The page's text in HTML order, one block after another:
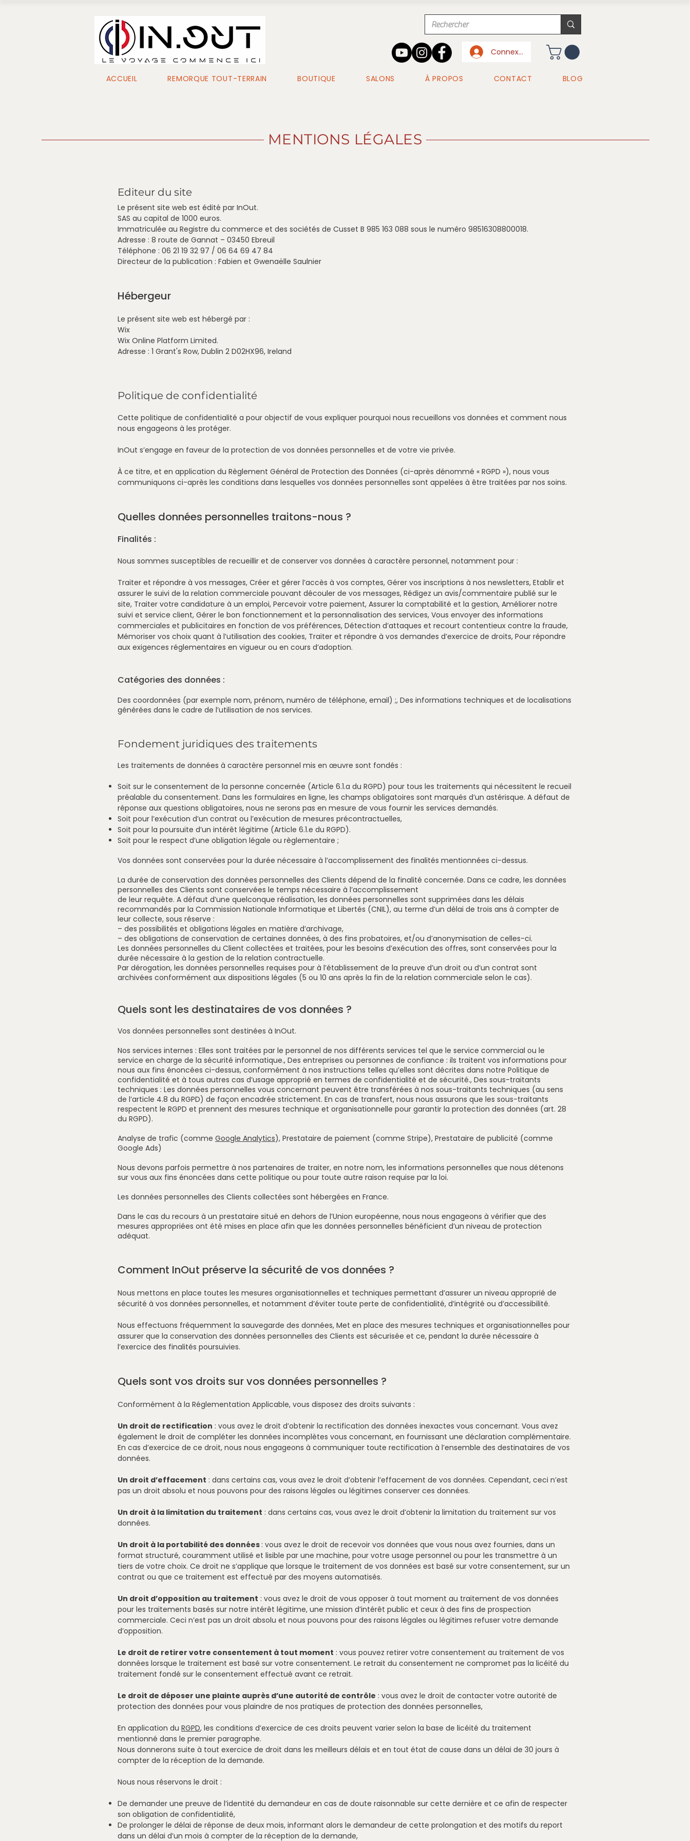
Connexion
ACCUEIL REMORQUE TOUT-TERRAIN BOUTIQUE SALONS À PROPOS CONTACT BLOG
MENTIONS LÉGALES
Editeur du site
Le présent site web est édité par InOut.
SAS au capital de 1000 euros.
Immatriculée au Registre du commerce et des sociétés de Cusset B 985 163 088 sous le numéro 98516308800018.
Adresse : 8 route de Gannat – 03450 Ebreuil
Téléphone : 06 21 19 32 97 / 06 64 69 47 84
Directeur de la publication : Fabien et Gwenaëlle Saulnier
Hébergeur
Le présent site web est hébergé par :
Wix
Wix Online Platform Limited.
Adresse : 1 Grant's Row, Dublin 2 D02HX96, Ireland
Politique de confidentialité
Cette politique de confidentialité a pour objectif de vous expliquer pourquoi nous recueillons vos données et comment nous
nous engageons à les protéger.
InOut s’engage en faveur de la protection de vos données personnelles et de votre vie privée.
À ce titre, et en application du Règlement Général de Protection des Données (ci-après dénommé « RGPD »), nous vous
communiquons ci-après les conditions dans lesquelles vos données personnelles sont appelées à être traitées par nos soins.
Quelles données personnelles traitons-nous ?
Finalités :
Nous sommes susceptibles de recueillir et de conserver vos données à caractère personnel, notamment pour :
Traiter et répondre à vos messages, Créer et gérer l’accès à vos comptes, Gérer vos inscriptions à nos newsletters, Etablir et
assurer le suivi de la relation commerciale pouvant découler de vos messages, Rédigez un avis/commentaire publié sur le
site, Traiter votre candidature à un emploi, Percevoir votre paiement, Assurer la comptabilité et la gestion, Améliorer notre
suivi et service client, Gérer le bon fonctionnement et la personnalisation des services, Vous envoyer des informations
commerciales et publicitaires en fonction de vos préférences, Détection d’attaques et recourt contentieux contre la fraude,
Mémoriser vos choix quant à l’utilisation des cookies, Traiter et répondre à vos demandes d’exercice de droits, Pour répondre
aux exigences réglementaires en vigueur ou en cours d’adoption.
Catégories des données :
Des coordonnées (par exemple nom, prénom, numéro de téléphone, email) ;, Des informations techniques et de localisations
générées dans le cadre de l’utilisation de nos services.
Fondement juridiques des traitements
Les traitements de données à caractère personnel mis en œuvre sont fondés :
Soit sur le consentement de la personne concernée (Article 6.1.a du RGPD) pour tous les traitements qui nécessitent le recueil
préalable du consentement. Dans les formulaires en ligne, les champs obligatoires sont marqués d’un astérisque. A défaut de
réponse aux questions obligatoires, nous ne serons pas en mesure de vous fournir les services demandés.
Soit pour l’exécution d’un contrat ou l’exécution de mesures précontractuelles,
Soit pour la poursuite d’un intérêt légitime (Article 6.1.e du RGPD).
Soit pour le respect d’une obligation légale ou règlementaire ;
Vos données sont conservées pour la durée nécessaire à l’accomplissement des finalités mentionnées ci-dessus.
La durée de conservation des données personnelles des Clients dépend de la finalité concernée. Dans ce cadre, les données
personnelles des Clients sont conservées le temps nécessaire à l’accomplissement
de leur requête. A défaut d’une quelconque réalisation, les données personnelles sont supprimées dans les délais
recommandés par la Commission Nationale Informatique et Libertés (CNIL), au terme d’un délai de trois ans à compter de
leur collecte, sous réserve :
– des possibilités et obligations légales en matière d’archivage,
– des obligations de conservation de certaines données, à des fins probatoires, et/ou d’anonymisation de celles-ci.
Les données personnelles du Client collectées et traitées, pour les besoins d’exécution des offres, sont conservées pour la
durée nécessaire à la gestion de la relation contractuelle.
Par dérogation, les données personnelles requises pour à l’établissement de la preuve d’un droit ou d’un contrat sont
archivées conformément aux dispositions légales (5 ou 10 ans après la fin de la relation commerciale selon le cas).
Quels sont les destinataires de vos données ?
Vos données personnelles sont destinées à InOut.
Nos services internes : Elles sont traitées par le personnel de nos différents services tel que le service commercial ou le
service en charge de la sécurité informatique., Des entreprises ou personnes de confiance : ils traitent vos informations pour
nous aux fins énoncées ci-dessus, conformément à nos instructions telles qu’elles sont décrites dans notre Politique de
confidentialité et à tous autres cas d’usage approprié en termes de confidentialité et de sécurité., Des sous-traitants
techniques : Les données personnelles vous concernant peuvent être transférées à nos sous-traitants techniques (au sens
de l’article 4.8 du RGPD) de façon encadrée strictement. En cas de transfert, nous nous assurons que les sous-traitants
respectent le RGPD et prennent des mesures technique et organisationnelle pour garantir la protection des données (art. 28
du RGPD).
Analyse de trafic (comme Google Analytics), Prestataire de paiement (comme Stripe), Prestataire de publicité (comme
Google Ads)
Nous devons parfois permettre à nos partenaires de traiter, en notre nom, les informations personnelles que nous détenons
sur vous aux fins énoncées dans cette politique ou pour toute autre raison requise par la loi.
Les données personnelles des Clients collectées sont hébergées en France.
Dans le cas du recours à un prestataire situé en dehors de l’Union européenne, nous nous engageons à vérifier que des
mesures appropriées ont été mises en place afin que les données personnelles bénéficient d’un niveau de protection
adéquat.
Comment InOut préserve la sécurité de vos données ?
Nous mettons en place toutes les mesures organisationnelles et techniques permettant d’assurer un niveau approprié de
sécurité à vos données personnelles, et notamment d’éviter toute perte de confidentialité, d’intégrité ou d’accessibilité.
Nous effectuons fréquemment la sauvegarde des données, Met en place des mesures techniques et organisationnelles pour
assurer que la conservation des données personnelles des Clients est sécurisée et ce, pendant la durée nécessaire à
l’exercice des finalités poursuivies.
Quels sont vos droits sur vos données personnelles ?
Conformément à la Réglementation Applicable, vous disposez des droits suivants :
Un droit de rectification : vous avez le droit d’obtenir la rectification des données inexactes vous concernant. Vous avez
également le droit de compléter les données incomplètes vous concernant, en fournissant une déclaration complémentaire.
En cas d’exercice de ce droit, nous nous engageons à communiquer toute rectification à l’ensemble des destinataires de vos
données.
Un droit d’effacement : dans certains cas, vous avez le droit d’obtenir l’effacement de vos données. Cependant, ceci n’est
pas un droit absolu et nous pouvons pour des raisons légales ou légitimes conserver ces données.
Un droit à la limitation du traitement : dans certains cas, vous avez le droit d’obtenir la limitation du traitement sur vos
données.
Un droit à la portabilité des données : vous avez le droit de recevoir vos données que vous nous avez fournies, dans un
format structuré, couramment utilisé et lisible par une machine, pour votre usage personnel ou pour les transmettre à un
tiers de votre choix. Ce droit ne s’applique que lorsque le traitement de vos données est basé sur votre consentement, sur un
contrat ou que ce traitement est effectué par des moyens automatisés.
Un droit d’opposition au traitement : vous avez le droit de vous opposer à tout moment au traitement de vos données
pour les traitements basés sur notre intérêt légitime, une mission d’intérêt public et ceux à des fins de prospection
commerciale. Ceci n’est pas un droit absolu et nous pouvons pour des raisons légales ou légitimes refuser votre demande
d’opposition.
Le droit de retirer votre consentement à tout moment : vous pouvez retirer votre consentement au traitement de vos
données lorsque le traitement est basé sur votre consentement. Le retrait du consentement ne compromet pas la licéité du
traitement fondé sur le consentement effectué avant ce retrait.
Le droit de déposer une plainte auprès d’une autorité de contrôle : vous avez le droit de contacter votre autorité de
protection des données pour vous plaindre de nos pratiques de protection des données personnelles,
En application du RGPD, les conditions d’exercice de ces droits peuvent varier selon la base de licéité du traitement
mentionné dans le premier paragraphe.
Nous donnerons suite à tout exercice de droit dans les meilleurs délais et en tout état de cause dans un délai de 30 jours à
compter de la réception de la demande.
Nous nous réservons le droit :
De demander une preuve de l’identité du demandeur en cas de doute raisonnable sur cette dernière et ce afin de respecter
son obligation de confidentialité,
De prolonger le délai de réponse de deux mois, informant alors le demandeur de cette prolongation et des motifs du report
dans un délai d’un mois à compter de la réception de la demande,